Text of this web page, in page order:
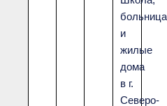
больница
и
жилые
дома
в г.
Северо-